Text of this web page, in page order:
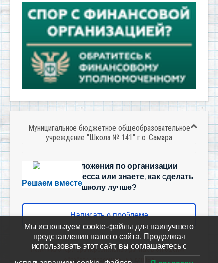
Муниципальное бюджетное общеобразовательное
учреждение "Школа № 141" г.о. Самара
Решаем вместе
Есть предложения по организации
учебного процесса или знаете, как сделать
школу лучше?
Написать о проблеме
Политика-оператора-персональных-данных-в-отношении-
обработки-персональных-данных
Мы используем cookie-файлы для наилучшего
представления нашего сайта. Продолжая
использовать этот сайт, вы соглашаетесь с